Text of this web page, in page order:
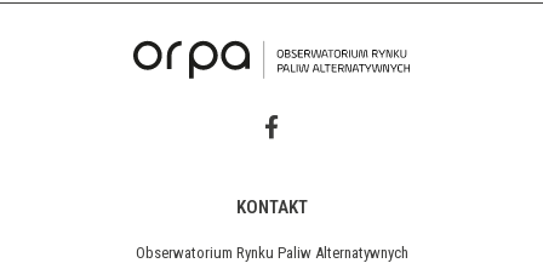
KONTAKT
Obserwatorium Rynku Paliw Alternatywnych